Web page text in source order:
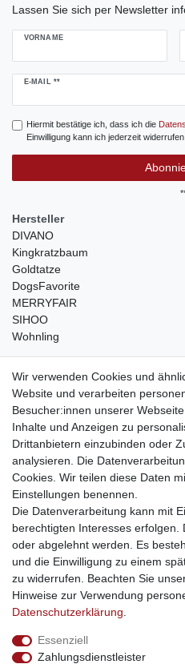
Lassen Sie sich per Newsletter
VORNAME
E-MAIL **
Newsletter
Hiermit bestätige ich, dass ich die
Einwilligung kann ich jederzeit
Hersteller
DIVANO
Kingkratzbaum
Goldtatze
DogsFavorite
MERRYFAIR
SIHOO
Wohnling
weitere Shops
traumlampen- Lampen und
kinderwagencenter- Exklusive
gastrogeraete24- alles für
soziale Medien
Facebook
sicher einkaufen
Sichere Bestellung und Zahlung
Wir verwenden Cookies und
Website und verarbeiten
Besucher:innen unserer
Inhalte und Anzeigen zu
Drittanbietern einzubinden oder
analysieren. Die
Cookies. Wir teilen diese Daten
Einstellungen benennen.
Die Datenverarbeitung kann mit
berechtigten Interesses erfolgen.
oder abgelehnt werden. Es
und die Einwilligung zu einem
zu widerrufen. Beachten Sie
Hinweise zur Verwendung
Daten­schutz­erklärung
Essenziell
Zahlungsdienstleister
Widerrufs­recht